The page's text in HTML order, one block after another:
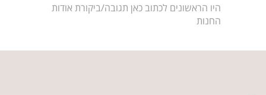
היו הראשונים לכתוב כאן תגובה/ביקורת אודות
החנות